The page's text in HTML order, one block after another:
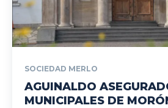
SOCIEDAD MERLO
AGUINALDO
MUNICIPALES DE